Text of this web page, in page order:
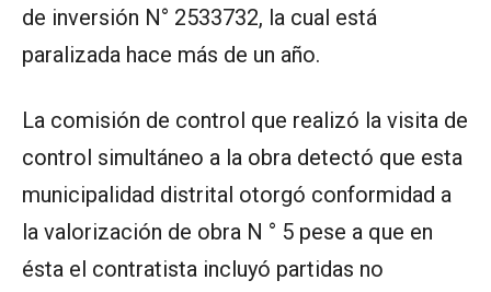
de inversión N° 2533732, la cual está
paralizada hace más de un año.
La comisión de control que realizó la visita de
control simultáneo a la obra detectó que esta
municipalidad distrital otorgó conformidad a
la valorización de obra N ° 5 pese a que en
ésta el contratista incluyó partidas no